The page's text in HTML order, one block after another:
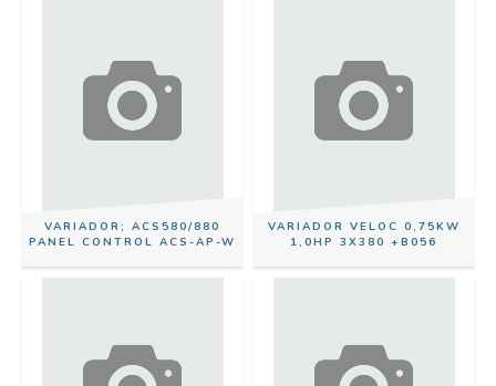
VARIADOR; ACS580/880
PANEL CONTROL ACS-AP-W
VARIADOR VELOC 0,75KW
1,0HP 3X380 +B056